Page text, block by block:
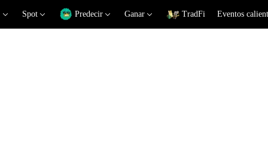
Spot Predecir Ganar TradFi Eventos